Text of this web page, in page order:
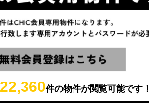
22,360件の物件が閲覧可能です！